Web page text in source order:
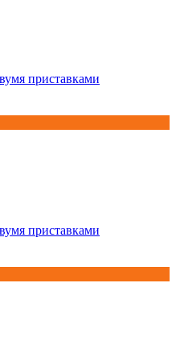
приставками
приставками